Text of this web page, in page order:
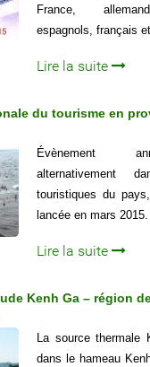
France,
espagnols, français
Lire la suite
du tourisme en
Évènement
alternativement
touristiques du
lancée en mars 2015.
Lire la suite
Kenh Ga – région
La source thermale
dans le hameau